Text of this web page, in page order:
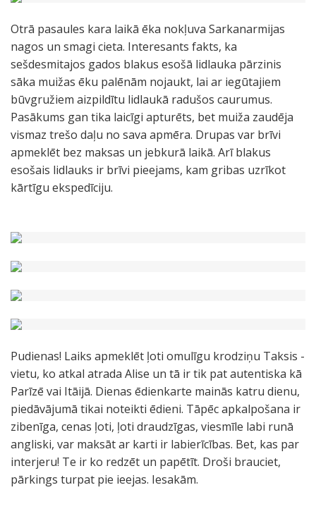
Otrā pasaules kara laikā ēka nokļuva Sarkanarmijas
nagos un smagi cieta. Interesants fakts, ka
sešdesmitajos gados blakus esošā lidlauka pārzinis
sāka muižas ēku palēnām nojaukt, lai ar iegūtajiem
būvgružiem aizpildītu lidlaukā radušos caurumus.
Pasākums gan tika laicīgi apturēts, bet muiža zaudēja
vismaz trešo daļu no sava apmēra. Drupas var brīvi
apmeklēt bez maksas un jebkurā laikā. Arī blakus
esošais lidlauks ir brīvi pieejams, kam gribas uzrīkot
kārtīgu ekspedīciju.
Pudienas! Laiks apmeklēt ļoti omulīgu krodziņu Taksis -
vietu, ko atkal atrada Alise un tā ir tik pat autentiska kā
Parīzē vai Itāijā. Dienas ēdienkarte mainās katru dienu,
piedāvājumā tikai noteikti ēdieni. Tāpēc apkalpošana ir
zibenīga, cenas ļoti, ļoti draudzīgas, viesmīle labi runā
angliski, var maksāt ar karti ir labierīcības. Bet, kas par
interjeru! Te ir ko redzēt un papētīt. Droši brauciet,
pārkings turpat pie ieejas. Iesakām.